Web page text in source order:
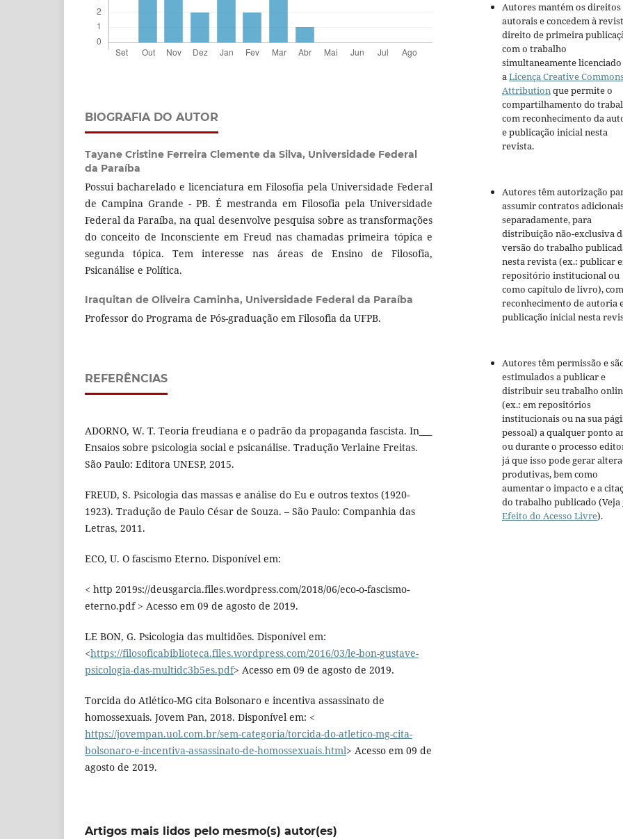
BIOGRAFIA DO AUTOR
Tayane Cristine Ferreira Clemente da Silva, Universidade Federal
da Paraíba
Possui bacharelado e licenciatura em Filosofia pela Universidade Federal
de Campina Grande - PB. É mestranda em Filosofia pela Universidade
Federal da Paraíba, na qual desenvolve pesquisa sobre as transformações
do conceito de Inconsciente em Freud nas chamadas primeira tópica e
segunda tópica. Tem interesse nas áreas de Ensino de Filosofia,
Psicanálise e Política.
Iraquitan de Oliveira Caminha, Universidade Federal da Paraíba
Professor do Programa de Pós-graduação em Filosofia da UFPB.
REFERÊNCIAS
ADORNO, W. T. Teoria freudiana e o padrão da propaganda fascista. In___
Ensaios sobre psicologia social e psicanálise. Tradução Verlaine Freitas.
São Paulo: Editora UNESP, 2015.
FREUD, S. Psicologia das massas e análise do Eu e outros textos (1920-
1923). Tradução de Paulo César de Souza. – São Paulo: Companhia das
Letras, 2011.
ECO, U. O fascismo Eterno. Disponível em:
< http 2019s://deusgarcia.files.wordpress.com/2018/06/eco-o-fascismo-
eterno.pdf > Acesso em 09 de agosto de 2019.
LE BON, G. Psicologia das multidões. Disponível em:
<https://filosoficabiblioteca.files.wordpress.com/2016/03/le-bon-gustave-
psicologia-das-multidc3b5es.pdf> Acesso em 09 de agosto de 2019.
Torcida do Atlético-MG cita Bolsonaro e incentiva assassinato de
homossexuais. Jovem Pan, 2018. Disponível em: <
https://jovempan.uol.com.br/sem-categoria/torcida-do-atletico-mg-cita-
bolsonaro-e-incentiva-assassinato-de-homossexuais.html> Acesso em 09 de
agosto de 2019.
Autores mantém os direitos
autorais e concedem à
direito de primeira
com o trabalho
simultaneamente
aLicença Creative
Attributionque permite o
compartilhamento do
com reconhecimento da
e publicação inicial nesta
revista.
Autores têm autorização
assumir contratos
separadamente, para
distribuição não-exclusiva
versão do trabalho
nesta revista (ex.: publicar
repositório institucional ou
como capítulo de livro), com
reconhecimento de autoria
publicação inicial nesta
Autores têm permissão e
estimulados a publicar e
distribuir seu trabalho
(ex.: em repositórios
institucionais ou na sua
pessoal) a qualquer ponto
ou durante o processo
já que isso pode gerar
produtivas, bem como
aumentar o impacto e a
do trabalho publicado (Veja
Efeito do Acesso Livre).
Artigos mais lidos pelo mesmo(s) autor(es)